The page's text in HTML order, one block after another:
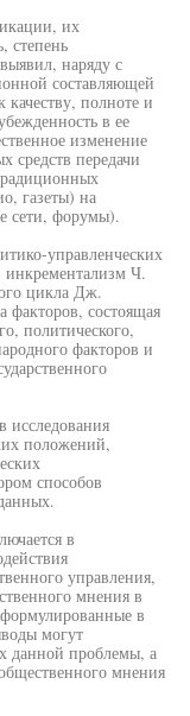
их
степень
наряду с
составляющей
полноте и
в ее
изменение
передачи
газеты) на
сети, форумы).
управленческих
Ч.
цикла Дж.
факторов, состоящая
политического,
факторов и
исследования
положений,
способов
в
управления,
мнения в
в
могут
данной проблемы, а
мнения